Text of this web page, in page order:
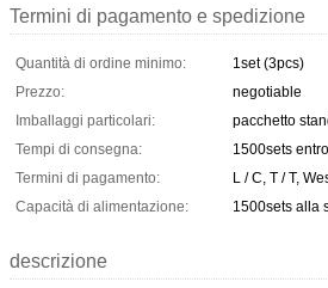
Termini di pagamento e spedizione
Quantità di ordine minimo:
1set (3pcs)
Prezzo:
negotiable
Imballaggi particolari:
pacchetto
Tempi di consegna:
1500sets
Termini di pagamento:
L / C, T / T,
Capacità di alimentazione:
1500sets alla
descrizione